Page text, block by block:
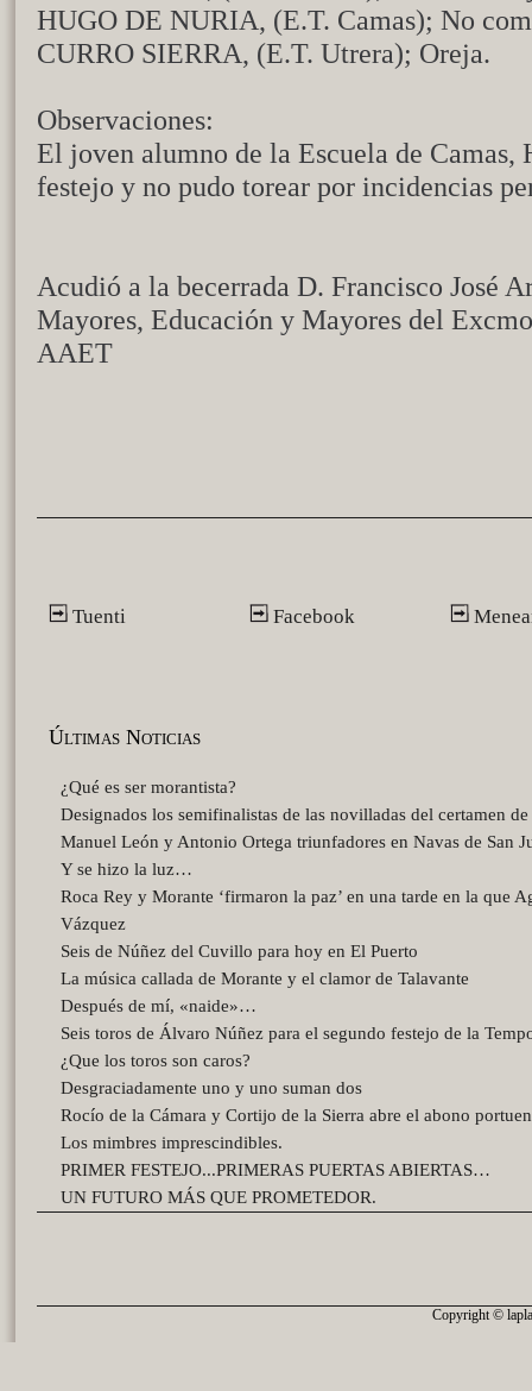
HUGO DE NURIA, (E.T. Camas); No
CURRO SIERRA, (E.T. Utrera); Oreja.
Observaciones:
El joven alumno de la Escuela de Camas,
festejo y no pudo torear por incidencias
Acudió a la becerrada D. Francisco José
Mayores, Educación y Mayores del
AAET
Tuenti Facebook
Últimas Noticias
¿Qué es ser morantista?
Designados los semifinalistas de las novilladas del certamen
Manuel León y Antonio Ortega triunfadores en Navas de San
Y se hizo la luz…
Roca Rey y Morante ‘firmaron la paz’ en una tarde en la que
Vázquez
Seis de Núñez del Cuvillo para hoy en El Puerto
La música callada de Morante y el clamor de Talavante
Después de mí, «naide»…
Seis toros de Álvaro Núñez para el segundo festejo de la
¿Que los toros son caros?
Desgraciadamente uno y uno suman dos
Rocío de la Cámara y Cortijo de la Sierra abre el abono
Los mimbres imprescindibles.
PRIMER FESTEJO...PRIMERAS PUERTAS ABIERTAS…
UN FUTURO MÁS QUE PROMETEDOR.
Copyright ©